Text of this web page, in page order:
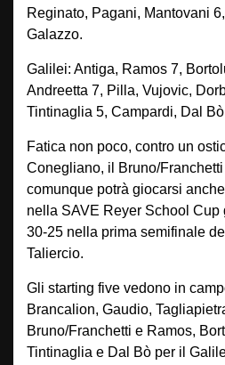
Reginato, Pagani, Mantovani
Galazzo.
Galilei: Antiga, Ramos 7,
Andreetta 7, Pilla, Vujovic,
Tintinaglia 5, Campardi, Dal
Fatica non poco, contro un
Conegliano, il Bruno/
comunque potrà giocarsi
nella SAVE Reyer School Cup
30-25 nella prima semifinale
Taliercio.
Gli starting five vedono in
Brancalion, Gaudio,
Bruno/Franchetti e Ramos,
Tintinaglia e Dal Bò per il